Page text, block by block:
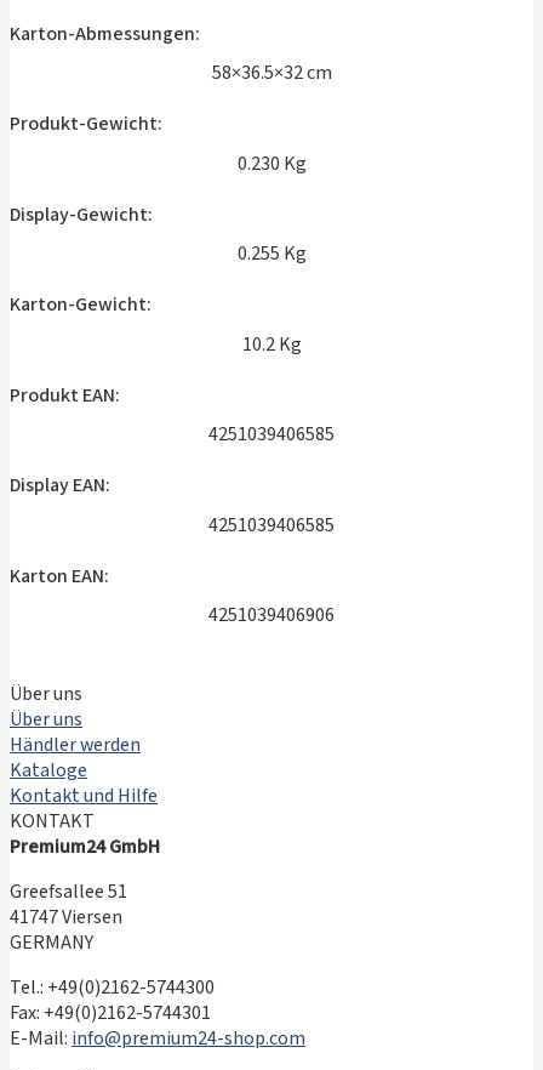
Karton-Abmessungen:
58×36.5×32 cm
Produkt-Gewicht:
0.230 Kg
Display-Gewicht:
0.255 Kg
Karton-Gewicht:
10.2 Kg
Produkt EAN:
4251039406585
Display EAN:
4251039406585
Karton EAN:
4251039406906
Über uns
Über uns
Händler werden
Kataloge
Kontakt und Hilfe
KONTAKT
Premium24 GmbH
Greefsallee 51
41747 Viersen
GERMANY
Tel.: +49(0)2162-5744300
Fax: +49(0)2162-5744301
E-Mail:info@premium24-shop.com